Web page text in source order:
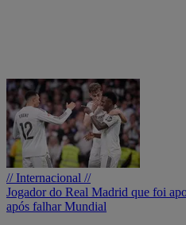
// Internacional //
Jogador do Real Madrid que foi
após falhar Mundial